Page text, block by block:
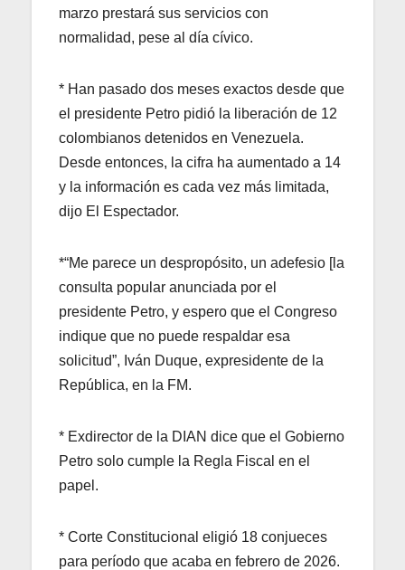
marzo prestará sus servicios con
normalidad, pese al día cívico.
* Han pasado dos meses exactos desde que
el presidente Petro pidió la liberación de 12
colombianos detenidos en Venezuela.
Desde entonces, la cifra ha aumentado a 14
y la información es cada vez más limitada,
dijo El Espectador.
*“Me parece un despropósito, un adefesio [la
consulta popular anunciada por el
presidente Petro, y espero que el Congreso
indique que no puede respaldar esa
solicitud”, Iván Duque, expresidente de la
República, en la FM.
* Exdirector de la DIAN dice que el Gobierno
Petro solo cumple la Regla Fiscal en el
papel.
* Corte Constitucional eligió 18 conjueces
para período que acaba en febrero de 2026.